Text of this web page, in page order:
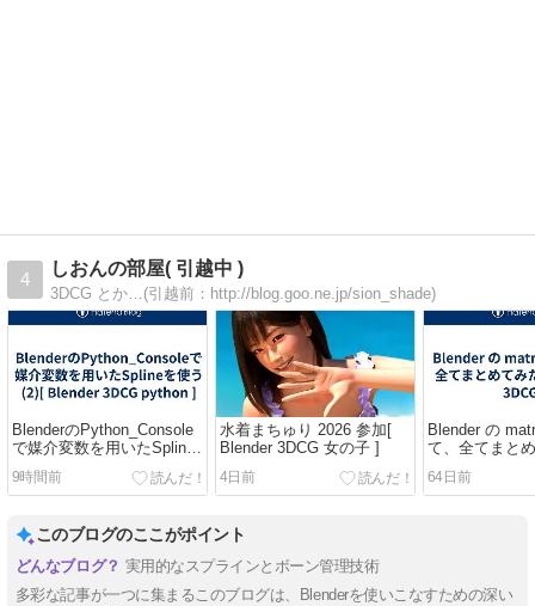
4
しおんの部屋( 引越中 )
3DCG とか…(引越前：http://blog.goo.ne.jp/sion_shade)
BlenderのPython_Console
で媒介変数を用いたSpline
を使う(2)[ Blender 3DCG
python ]
9時間前
水着まちゅり 2026 参加[
Blender 3DCG 女の子 ]
4日前
Blender の
て、全てまと
Blender 3DCG ]
64日前
このブログのここがポイント
実用的なスプラインとボーン管理技術
多彩な記事が一つに集まるこのブログは、Blenderを使いこなすための深い